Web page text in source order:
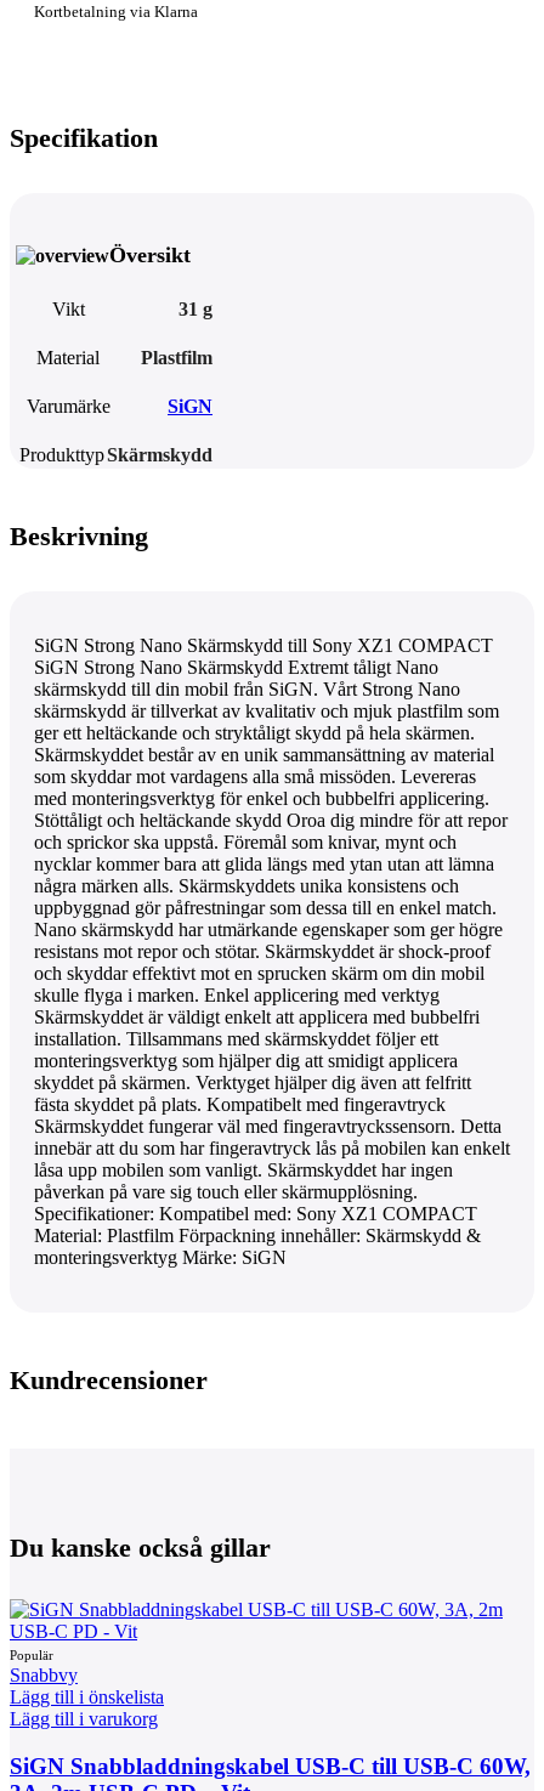
Kortbetalning via Klarna
Specifikation
Översikt
Vikt 31 g
Material Plastfilm
Varumärke SiGN
ProdukttypSkärmskydd
Beskrivning
SiGN Strong Nano Skärmskydd till Sony XZ1 COMPACT
SiGN Strong Nano Skärmskydd Extremt tåligt Nano
skärmskydd till din mobil från SiGN. Vårt Strong Nano
skärmskydd är tillverkat av kvalitativ och mjuk plastfilm som
ger ett heltäckande och stryktåligt skydd på hela skärmen.
Skärmskyddet består av en unik sammansättning av material
som skyddar mot vardagens alla små missöden. Levereras
med monteringsverktyg för enkel och bubbelfri applicering.
Stöttåligt och heltäckande skydd Oroa dig mindre för att repor
och sprickor ska uppstå. Föremål som knivar, mynt och
nycklar kommer bara att glida längs med ytan utan att lämna
några märken alls. Skärmskyddets unika konsistens och
uppbyggnad gör påfrestningar som dessa till en enkel match.
Nano skärmskydd har utmärkande egenskaper som ger högre
resistans mot repor och stötar. Skärmskyddet är shock-proof
och skyddar effektivt mot en sprucken skärm om din mobil
skulle flyga i marken. Enkel applicering med verktyg
Skärmskyddet är väldigt enkelt att applicera med bubbelfri
installation. Tillsammans med skärmskyddet följer ett
monteringsverktyg som hjälper dig att smidigt applicera
skyddet på skärmen. Verktyget hjälper dig även att felfritt
fästa skyddet på plats. Kompatibelt med fingeravtryck
Skärmskyddet fungerar väl med fingeravtryckssensorn. Detta
innebär att du som har fingeravtryck lås på mobilen kan enkelt
låsa upp mobilen som vanligt. Skärmskyddet har ingen
påverkan på vare sig touch eller skärmupplösning.
Specifikationer: Kompatibel med: Sony XZ1 COMPACT
Material: Plastfilm Förpackning innehåller: Skärmskydd &
monteringsverktyg Märke: SiGN
Kundrecensioner
Du kanske också gillar
Snabbvy
Lägg till i önskelista
Lägg till i varukorg
SiGN Snabbladdningskabel USB-C till USB-C 60W,